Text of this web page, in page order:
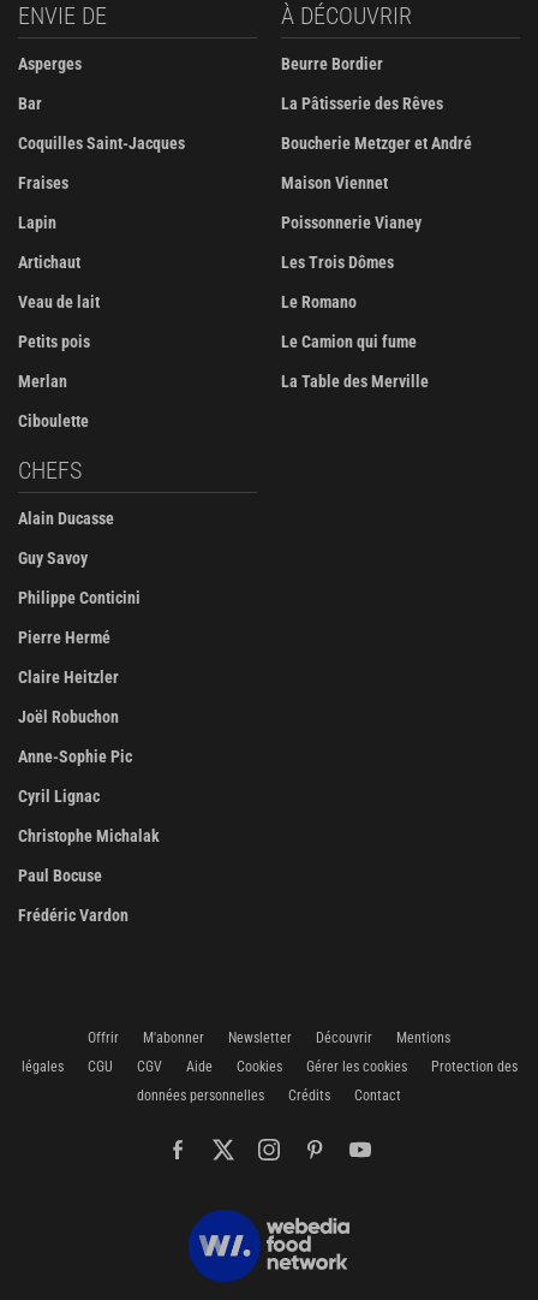
ENVIE DE
Asperges
Bar
Coquilles Saint-Jacques
Fraises
Lapin
Artichaut
Veau de lait
Petits pois
Merlan
Ciboulette
À DÉCOUVRIR
Beurre Bordier
La Pâtisserie des Rêves
Boucherie Metzger et André
Maison Viennet
Poissonnerie Vianey
Les Trois Dômes
Le Romano
Le Camion qui fume
La Table des Merville
CHEFS
Alain Ducasse
Guy Savoy
Philippe Conticini
Pierre Hermé
Claire Heitzler
Joël Robuchon
Anne-Sophie Pic
Cyril Lignac
Christophe Michalak
Paul Bocuse
Frédéric Vardon
Offrir M'abonner Newsletter Découvrir
Mentions
légales
CGU CGV Aide Cookies Gérer les cookies
Protection des
données personnelles
Crédits Contact